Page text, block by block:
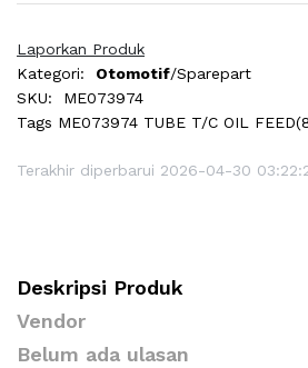
Laporkan Produk
Kategori:
Otomotif/Sparepart
SKU:
ME073974
Tags ME073974 TUBE T/C OIL
Terakhir diperbarui 2026-04-30
Deskripsi Produk
Vendor
Belum ada ulasan